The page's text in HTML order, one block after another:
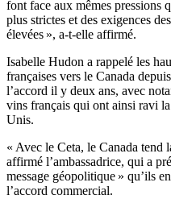
font face aux mêmes pressions
plus strictes et des exigences
élevées », a-t-elle affirmé.
Isabelle Hudon a rappelé les
françaises vers le Canada
l’accord il y deux ans, avec
vins français qui ont ainsi ravi
Unis.
« Avec le Ceta, le Canada tend
affirmé l’ambassadrice, qui a
message géopolitique » qu’ils
l’accord commercial.